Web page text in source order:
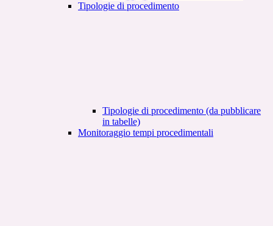
Tipologie di procedimento
Tipologie di procedimento (da pubblicare
in tabelle)
Monitoraggio tempi procedimentali